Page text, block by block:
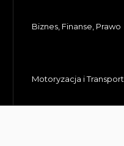
Biznes, Finanse, Prawo
Motoryzacja i Transport